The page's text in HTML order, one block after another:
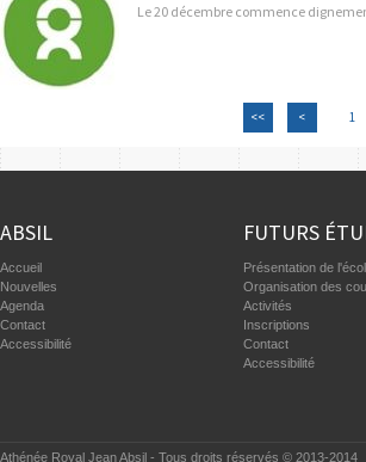
Le 20 décembre commence
<< < 1
ABSIL
Accueil
Nouvelles
Agenda
Contact
Accessibilité
FUTURS
Présentation de
Organisation des
Activités
Inscriptions
Contact
Accessibilité
Athénée Royal Jean Absil - Tous droits réservés © 2013-2014